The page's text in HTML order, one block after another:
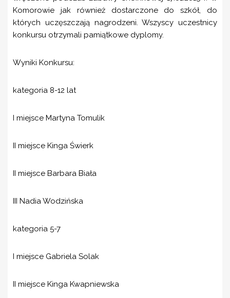
Komorowie jak również dostarczone do szkół, do
których uczęszczają nagrodzeni. Wszyscy uczestnicy
konkursu otrzymali pamiątkowe dyplomy.
Wyniki Konkursu:
kategoria 8-12 lat
I miejsce Martyna Tomulik
II miejsce Kinga Świerk
II miejsce Barbara Biała
III Nadia Wodzińska
kategoria 5-7
I miejsce Gabriela Solak
II miejsce Kinga Kwapniewska